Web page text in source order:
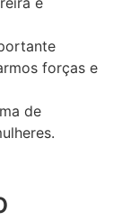
forças e
de